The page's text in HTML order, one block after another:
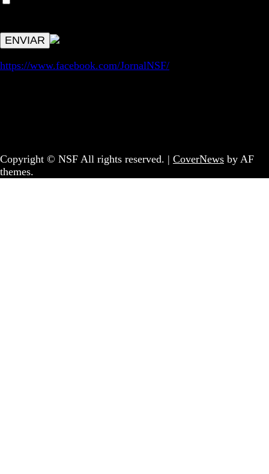
https://www.facebook.com/JornalNSF/
Copyright © NSF All rights reserved. | CoverNews by AF
themes.